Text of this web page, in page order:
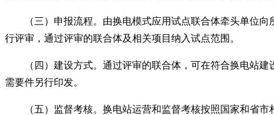
（三）申报流程。由换电模式应用试点联合体牵头单位向
行评审，通过评审的联合体及相关项目纳入试点范围。
（四）建设方式。通过评审的联合体，可在符合换电站建
需要件另行印发。
（五）监督考核。换电站运营和监督考核按照国家和省市